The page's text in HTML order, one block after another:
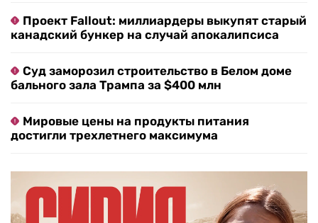
Проект Fallout: миллиардеры выкупят старый
канадский бункер на случай апокалипсиса
Суд заморозил строительство в Белом доме
бального зала Трампа за $400 млн
Мировые цены на продукты питания
достигли трехлетнего максимума